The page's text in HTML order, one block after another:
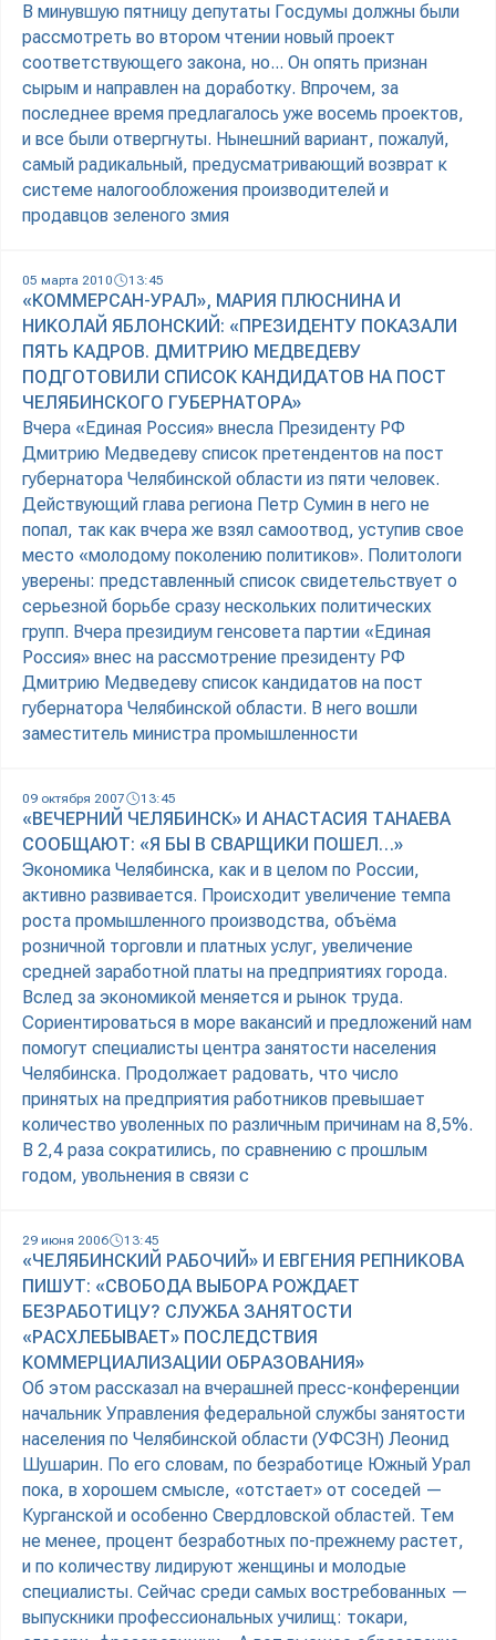
В минувшую пятницу депутаты Госдумы должны были
рассмотреть во втором чтении новый проект
соответствующего закона, но... Он опять признан
сырым и направлен на доработку. Впрочем, за
последнее время предлагалось уже восемь проектов,
и все были отвергнуты. Нынешний вариант, пожалуй,
самый радикальный, предусматривающий возврат к
системе налогообложения производителей и
продавцов зеленого змия
05 марта 2010 13:45
«КОММЕРСАН-УРАЛ», МАРИЯ ПЛЮСНИНА И
НИКОЛАЙ ЯБЛОНСКИЙ: «ПРЕЗИДЕНТУ ПОКАЗАЛИ
ПЯТЬ КАДРОВ. ДМИТРИЮ МЕДВЕДЕВУ
ПОДГОТОВИЛИ СПИСОК КАНДИДАТОВ НА ПОСТ
ЧЕЛЯБИНСКОГО ГУБЕРНАТОРА»
Вчера «Единая Россия» внесла Президенту РФ
Дмитрию Медведеву список претендентов на пост
губернатора Челябинской области из пяти человек.
Действующий глава региона Петр Сумин в него не
попал, так как вчера же взял самоотвод, уступив свое
место «молодому поколению политиков». Политологи
уверены: представленный список свидетельствует о
серьезной борьбе сразу нескольких политических
групп. Вчера президиум генсовета партии «Единая
Россия» внес на рассмотрение президенту РФ
Дмитрию Медведеву список кандидатов на пост
губернатора Челябинской области. В него вошли
заместитель министра промышленности
09 октября 2007 13:45
«ВЕЧЕРНИЙ ЧЕЛЯБИНСК» И АНАСТАСИЯ ТАНАЕВА
СООБЩАЮТ: «Я БЫ В СВАРЩИКИ ПОШЕЛ…»
Экономика Челябинска, как и в целом по России,
активно развивается. Происходит увеличение темпа
роста промышленного производства, объёма
розничной торговли и платных услуг, увеличение
средней заработной платы на предприятиях города.
Вслед за экономикой меняется и рынок труда.
Сориентироваться в море вакансий и предложений нам
помогут специалисты центра занятости населения
Челябинска. Продолжает радовать, что число
принятых на предприятия работников превышает
количество уволенных по различным причинам на 8,5%.
В 2,4 раза сократились, по сравнению с прошлым
годом, увольнения в связи с
29 июня 2006 13:45
«ЧЕЛЯБИНСКИЙ РАБОЧИЙ» И ЕВГЕНИЯ РЕПНИКОВА
ПИШУТ: «СВОБОДА ВЫБОРА РОЖДАЕТ
БЕЗРАБОТИЦУ? СЛУЖБА ЗАНЯТОСТИ
«РАСХЛЕБЫВАЕТ» ПОСЛЕДСТВИЯ
КОММЕРЦИАЛИЗАЦИИ ОБРАЗОВАНИЯ»
Об этом рассказал на вчерашней пресс-конференции
начальник Управления федеральной службы занятости
населения по Челябинской области (УФСЗН) Леонид
Шушарин. По его словам, по безработице Южный Урал
пока, в хорошем смысле, «отстает» от соседей —
Курганской и особенно Свердловской областей. Тем
не менее, процент безработных по-прежнему растет,
и по количеству лидируют женщины и молодые
специалисты. Сейчас среди самых востребованных —
выпускники профессиональных училищ: токари,